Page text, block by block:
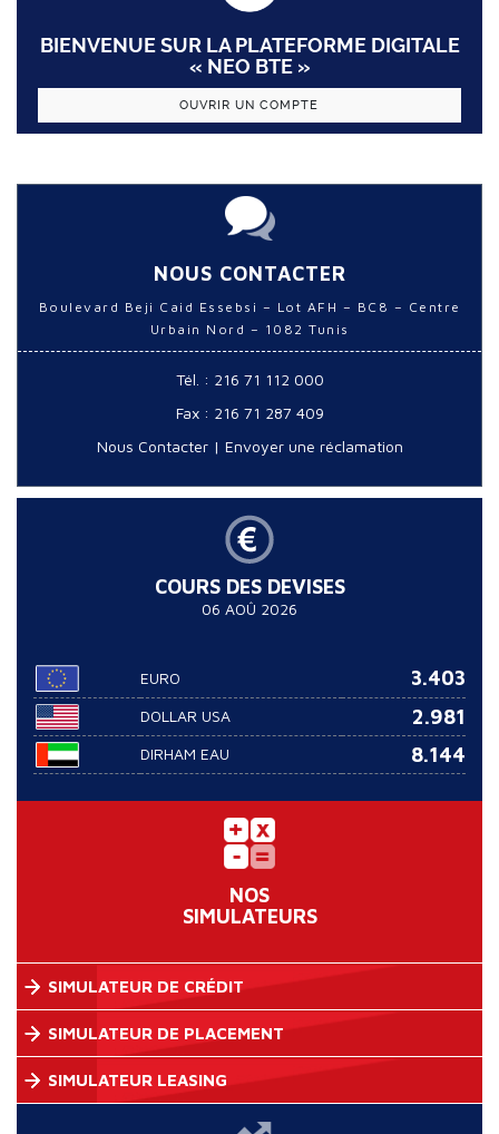
BIENVENUE SUR LA PLATEFORME DIGITALE
« NEO BTE »
OUVRIR UN COMPTE
NOUS CONTACTER
Boulevard Beji Caid Essebsi – Lot AFH – BC8 – Centre
Urbain Nord – 1082 Tunis
Tél. : 216 71 112 000
Fax : 216 71 287 409
Nous Contacter| Envoyer une réclamation
COURS DES DEVISES
06 AOÛ 2026
EURO 3.403
DOLLAR USA 2.981
DIRHAM EAU 8.144
NOS
SIMULATEURS
SIMULATEUR DE CRÉDIT
SIMULATEUR DE PLACEMENT
SIMULATEUR LEASING